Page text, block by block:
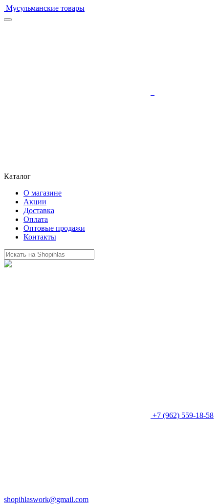
Мусульманские товары
Каталог
О магазине
Акции
Доставка
Оплата
Оптовые продажи
Контакты
+7 (962) 559-18-58
shopihlaswork@gmail.com